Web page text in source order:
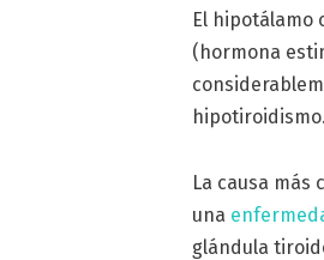
El hipotálamo
(hormona
hipotiroidismo.
La causa
una
glándula